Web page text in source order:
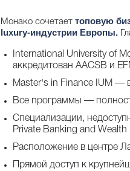
Монако сочетает топовую
luxury-индустрии Европы.
International University of
аккредитован AACSB и
Master's in Finance IUM —
Все программы —
Специализации,
Private Banking and
Расположение в центре
Прямой доступ к